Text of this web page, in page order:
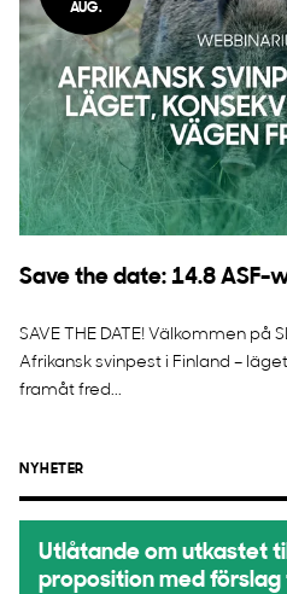
AUG.
Save the date: 14.8 ASF-
SAVE THE DATE! Välkommen
Afrikansk svinpest i Finland –
framåt fred...
NYHETER
Utlåtande om utkastet
proposition med förslag